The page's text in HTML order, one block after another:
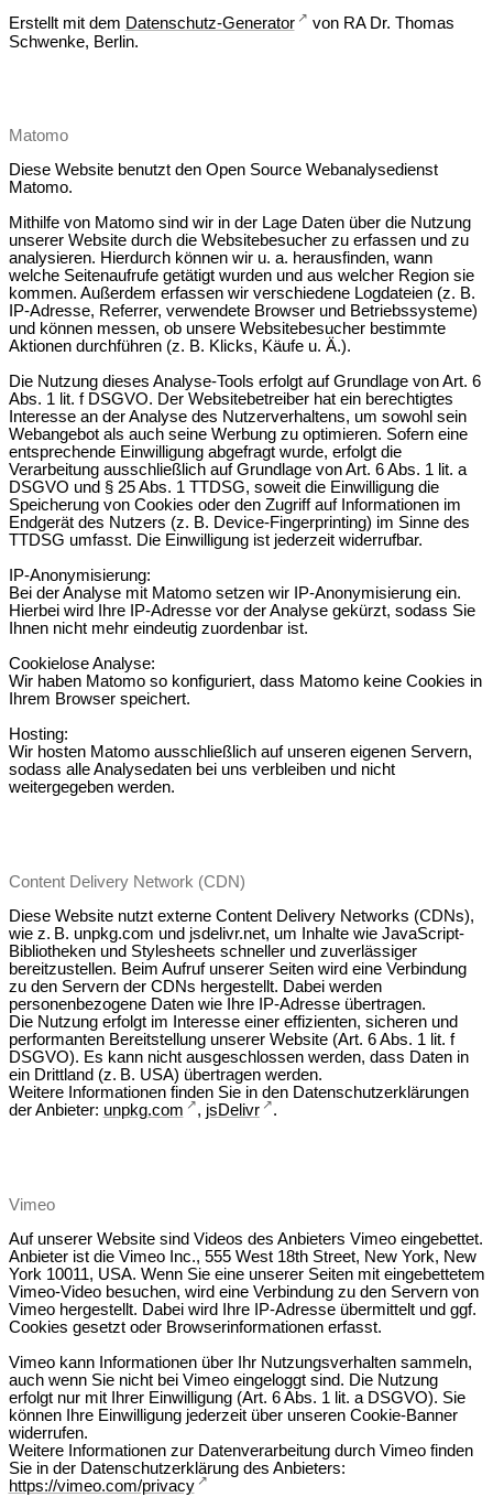
Erstellt mit dem Datenschutz-Generator
von RA Dr. Thomas
Schwenke, Berlin.
Matomo
Diese Website benutzt den Open Source Webanalysedienst
Matomo.
Mithilfe von Matomo sind wir in der Lage Daten über die Nutzung
unserer Website durch die Websitebesucher zu erfassen und zu
analysieren. Hierdurch können wir u. a. herausfinden, wann
welche Seitenaufrufe getätigt wurden und aus welcher Region sie
kommen. Außerdem erfassen wir verschiedene Logdateien (z. B.
IP-Adresse, Referrer, verwendete Browser und Betriebssysteme)
und können messen, ob unsere Websitebesucher bestimmte
Aktionen durchführen (z. B. Klicks, Käufe u. Ä.).
Die Nutzung dieses Analyse-Tools erfolgt auf Grundlage von Art. 6
Abs. 1 lit. f DSGVO. Der Websitebetreiber hat ein berechtigtes
Interesse an der Analyse des Nutzerverhaltens, um sowohl sein
Webangebot als auch seine Werbung zu optimieren. Sofern eine
entsprechende Einwilligung abgefragt wurde, erfolgt die
Verarbeitung ausschließlich auf Grundlage von Art. 6 Abs. 1 lit. a
DSGVO und § 25 Abs. 1 TTDSG, soweit die Einwilligung die
Speicherung von Cookies oder den Zugriff auf Informationen im
Endgerät des Nutzers (z. B. Device-Fingerprinting) im Sinne des
TTDSG umfasst. Die Einwilligung ist jederzeit widerrufbar.
IP-Anonymisierung:
Bei der Analyse mit Matomo setzen wir IP-Anonymisierung ein.
Hierbei wird Ihre IP-Adresse vor der Analyse gekürzt, sodass Sie
Ihnen nicht mehr eindeutig zuordenbar ist.
Cookielose Analyse:
Wir haben Matomo so konfiguriert, dass Matomo keine Cookies in
Ihrem Browser speichert.
Hosting:
Wir hosten Matomo ausschließlich auf unseren eigenen Servern,
sodass alle Analysedaten bei uns verbleiben und nicht
weitergegeben werden.
Content Delivery Network (CDN)
Diese Website nutzt externe Content Delivery Networks (CDNs),
wie z. B. unpkg.com und jsdelivr.net, um Inhalte wie JavaScript-
Bibliotheken und Stylesheets schneller und zuverlässiger
bereitzustellen. Beim Aufruf unserer Seiten wird eine Verbindung
zu den Servern der CDNs hergestellt. Dabei werden
personenbezogene Daten wie Ihre IP-Adresse übertragen.
Die Nutzung erfolgt im Interesse einer effizienten, sicheren und
performanten Bereitstellung unserer Website (Art. 6 Abs. 1 lit. f
DSGVO). Es kann nicht ausgeschlossen werden, dass Daten in
ein Drittland (z. B. USA) übertragen werden.
Weitere Informationen finden Sie in den Datenschutzerklärungen
der Anbieter: unpkg.com , jsDelivr .
Vimeo
Auf unserer Website sind Videos des Anbieters Vimeo eingebettet.
Anbieter ist die Vimeo Inc., 555 West 18th Street, New York, New
York 10011, USA. Wenn Sie eine unserer Seiten mit eingebettetem
Vimeo-Video besuchen, wird eine Verbindung zu den Servern von
Vimeo hergestellt. Dabei wird Ihre IP-Adresse übermittelt und ggf.
Cookies gesetzt oder Browserinformationen erfasst.
Vimeo kann Informationen über Ihr Nutzungsverhalten sammeln,
auch wenn Sie nicht bei Vimeo eingeloggt sind. Die Nutzung
erfolgt nur mit Ihrer Einwilligung (Art. 6 Abs. 1 lit. a DSGVO). Sie
können Ihre Einwilligung jederzeit über unseren Cookie-Banner
widerrufen.
Weitere Informationen zur Datenverarbeitung durch Vimeo finden
Sie in der Datenschutzerklärung des Anbieters:
https://vimeo.com/privacy